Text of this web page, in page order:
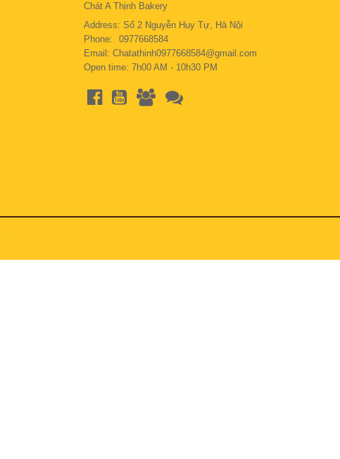
Chát A Thịnh Bakery
Address: Số 2 Nguyễn Huy Tự, Hà Nội
Phone:
0977668584
Email: Chatathinh0977668584@gmail.com
Open time: 7h00 AM - 10h30 PM